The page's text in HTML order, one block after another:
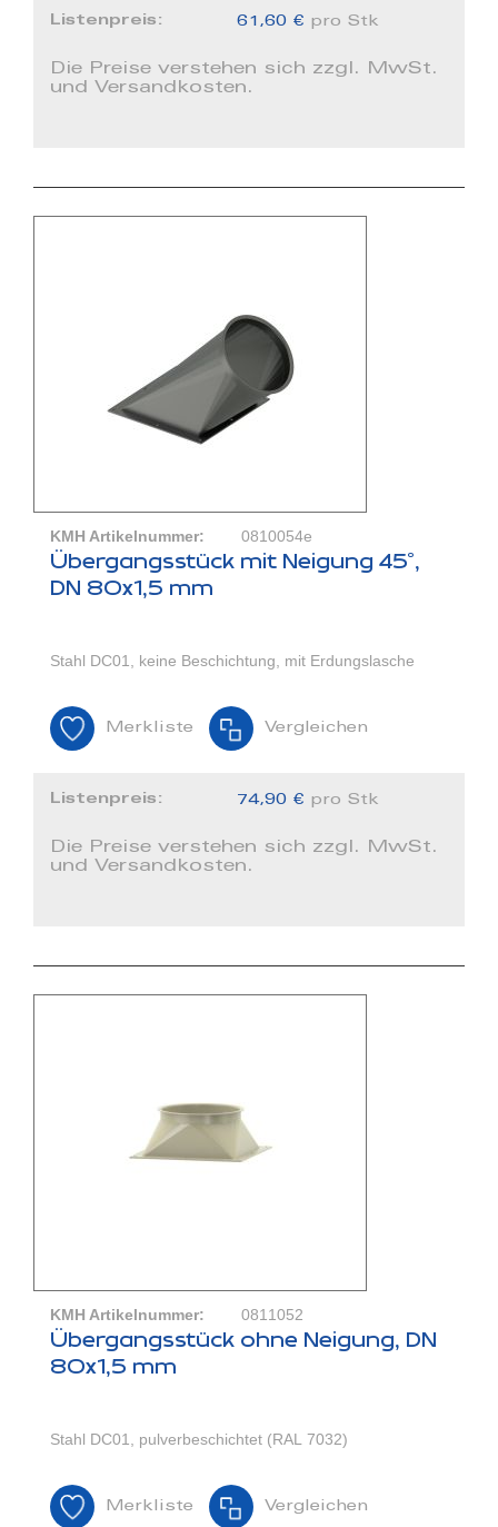
Listenpreis: 61,60 € pro Stk
Die Preise verstehen sich zzgl. MwSt.
und Versandkosten.
KMH Artikelnummer: 0810054e
Übergangsstück mit Neigung 45°,
DN 80x1,5 mm
Stahl DC01, keine Beschichtung, mit Erdungslasche
Merkliste Vergleichen
Listenpreis: 74,90 € pro Stk
Die Preise verstehen sich zzgl. MwSt.
und Versandkosten.
KMH Artikelnummer: 0811052
Übergangsstück ohne Neigung, DN
80x1,5 mm
Stahl DC01, pulverbeschichtet (RAL 7032)
Merkliste Vergleichen